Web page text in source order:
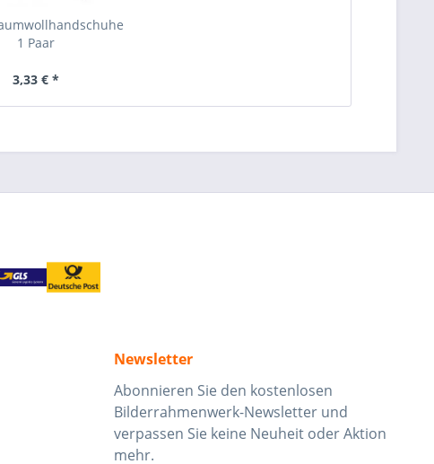
1 Paar
3,33 € *
Newsletter
Abonnieren Sie den kostenlosen
Bilderrahmenwerk-Newsletter und
verpassen Sie keine Neuheit oder Aktion
mehr.